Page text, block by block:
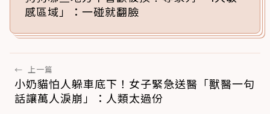
感區域」：一碰就翻臉
← 上一篇
小奶貓怕人躲車底下！女子緊急送醫「獸醫一句
話讓萬人淚崩」：人類太過份